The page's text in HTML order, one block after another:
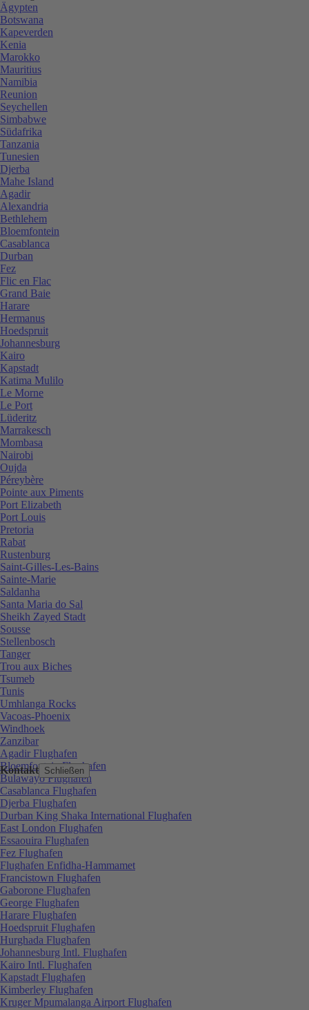
Kontakt Schließen
Ägypten
Botswana
Kapeverden
Kenia
Marokko
Mauritius
Namibia
Reunion
Seychellen
Simbabwe
Südafrika
Tanzania
Tunesien
Djerba
Mahe Island
Agadir
Alexandria
Bethlehem
Bloemfontein
Casablanca
Durban
Fez
Flic en Flac
Grand Baie
Harare
Hermanus
Hoedspruit
Johannesburg
Kairo
Kapstadt
Katima Mulilo
Le Morne
Le Port
Lüderitz
Marrakesch
Mombasa
Nairobi
Oujda
Péreybère
Pointe aux Piments
Port Elizabeth
Port Louis
Pretoria
Rabat
Rustenburg
Saint-Gilles-Les-Bains
Sainte-Marie
Saldanha
Santa Maria do Sal
Sheikh Zayed Stadt
Sousse
Stellenbosch
Tanger
Trou aux Biches
Tsumeb
Tunis
Umhlanga Rocks
Vacoas-Phoenix
Windhoek
Zanzibar
Agadir Flughafen
Bloemfontein Flughafen
Bulawayo Flughafen
Casablanca Flughafen
Djerba Flughafen
Durban King Shaka International Flughafen
East London Flughafen
Essaouira Flughafen
Fez Flughafen
Flughafen Enfidha-Hammamet
Francistown Flughafen
Gaborone Flughafen
George Flughafen
Harare Flughafen
Hoedspruit Flughafen
Hurghada Flughafen
Johannesburg Intl. Flughafen
Kairo Intl. Flughafen
Kapstadt Flughafen
Kimberley Flughafen
Kruger Mpumalanga Airport Flughafen